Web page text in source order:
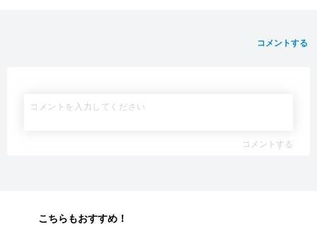
コメントする
コメントする
こちらもおすすめ！